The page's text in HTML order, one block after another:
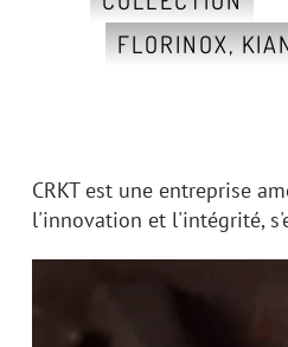
FLORINOX,
CRKT est une entreprise
l'innovation et l'intégrité,